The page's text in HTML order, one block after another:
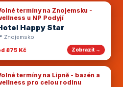
termíny na Znojemsku -
u NP Podyjí
Happy Star
Znojemsko
875 Kč
Zobrazit →
termíny na Lipně - bazén a
pro celou rodinu